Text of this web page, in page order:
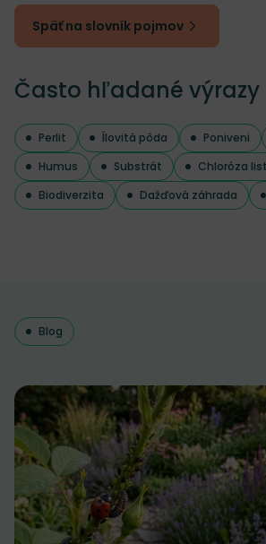
Späť na slovník pojmov
Často hľadané výrazy
Perlit Ílovitá pôda Poniveni
Humus
Substrát
Chloróza
Biodiverzita
Dažďová záhrada
Blog